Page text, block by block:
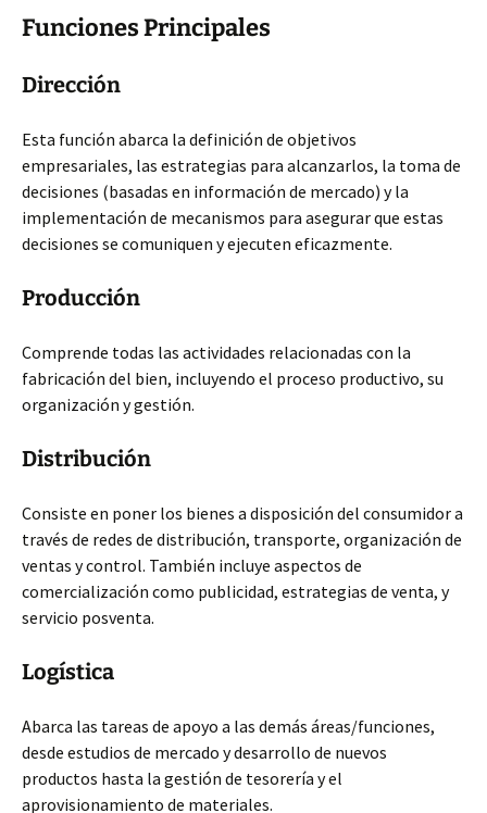
Funciones Principales
Dirección
Esta función abarca la definición de objetivos
empresariales, las estrategias para alcanzarlos, la toma de
decisiones (basadas en información de mercado) y la
implementación de mecanismos para asegurar que estas
decisiones se comuniquen y ejecuten eficazmente.
Producción
Comprende todas las actividades relacionadas con la
fabricación del bien, incluyendo el proceso productivo, su
organización y gestión.
Distribución
Consiste en poner los bienes a disposición del consumidor a
través de redes de distribución, transporte, organización de
ventas y control. También incluye aspectos de
comercialización como publicidad, estrategias de venta, y
servicio posventa.
Logística
Abarca las tareas de apoyo a las demás áreas/funciones,
desde estudios de mercado y desarrollo de nuevos
productos hasta la gestión de tesorería y el
aprovisionamiento de materiales.